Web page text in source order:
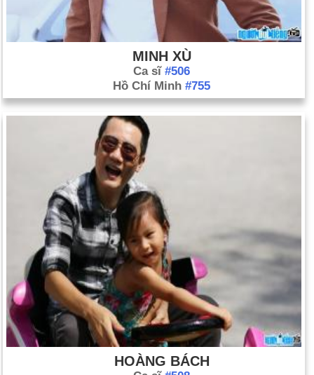
MINH XÙ
Ca sĩ #506
Hồ Chí Minh #755
HOÀNG BÁCH